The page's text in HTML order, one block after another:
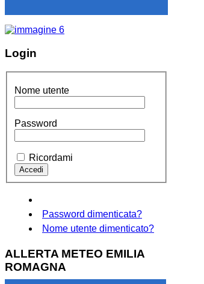
Login
Nome utente
Password
Ricordami
Password dimenticata?
Nome utente dimenticato?
ALLERTA METEO EMILIA
ROMAGNA